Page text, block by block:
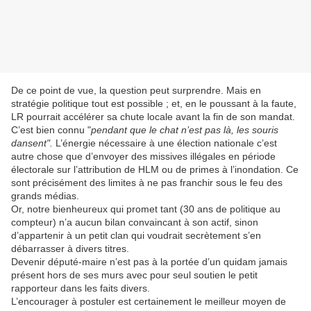
De ce point de vue, la question peut surprendre. Mais en
stratégie politique tout est possible ; et, en le poussant à la faute,
LR pourrait accélérer sa chute locale avant la fin de son mandat.
C’est bien connu "pendant que le chat n’est pas là, les souris
dansent". L’énergie nécessaire à une élection nationale c’est
autre chose que d’envoyer des missives illégales en période
électorale sur l’attribution de HLM ou de primes à l’inondation. Ce
sont précisément des limites à ne pas franchir sous le feu des
grands médias.
Or, notre bienheureux qui promet tant (30 ans de politique au
compteur) n’a aucun bilan convaincant à son actif, sinon
d’appartenir à un petit clan qui voudrait secrètement s’en
débarrasser à divers titres.
Devenir député-maire n’est pas à la portée d’un quidam jamais
présent hors de ses murs avec pour seul soutien le petit
rapporteur dans les faits divers.
L’encourager à postuler est certainement le meilleur moyen de